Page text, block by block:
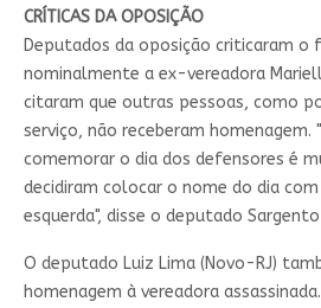
CRÍTICAS DA OPOSIÇÃO
Deputados da oposição criticaram
nominalmente a ex-vereadora
citaram que outras pessoas, como
serviço, não receberam homenagem.
comemorar o dia dos defensores é
decidiram colocar o nome do dia
esquerda", disse o deputado Sargento
O deputado Luiz Lima (Novo-RJ)
homenagem à vereadora